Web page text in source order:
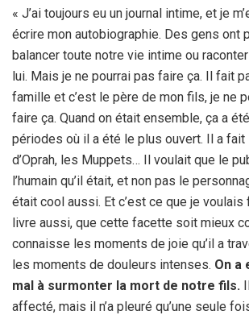
« J’ai toujours eu un journal intime, et je
écrire mon autobiographie. Des gens ont
balancer toute notre vie intime ou
lui. Mais je ne pourrai pas faire ça. Il fait
famille et c’est le père de mon fils, je ne
faire ça. Quand on était ensemble, ça a
périodes où il a été le plus ouvert. Il a fait
d’Oprah, les Muppets… Il voulait que le
l’humain qu’il était, et non pas le
était cool aussi. Et c’est ce que je voulais
livre aussi, que cette facette soit mieux
connaisse les moments de joie qu’il a
les moments de douleurs intenses. On a
mal à surmonter la mort de notre fils.
affecté, mais il n’a pleuré qu’une seule